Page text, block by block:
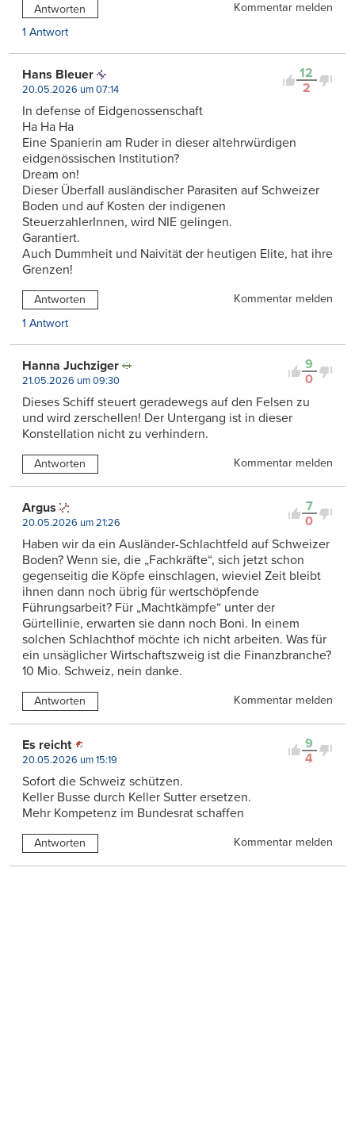
Antworten
Kommentar melden
1 Antwort
12
2
Hans Bleuer
20.05.2026 um 07:14
In defense of Eidgenossenschaft
Ha Ha Ha
Eine Spanierin am Ruder in dieser altehrwürdigen
eidgenössischen Institution?
Dream on!
Dieser Überfall ausländischer Parasiten auf Schweizer
Boden und auf Kosten der indigenen
SteuerzahlerInnen, wird NIE gelingen.
Garantiert.
Auch Dummheit und Naivität der heutigen Elite, hat ihre
Grenzen!
Antworten
Kommentar melden
1 Antwort
9
0
Hanna Juchziger
21.05.2026 um 09:30
Dieses Schiff steuert geradewegs auf den Felsen zu
und wird zerschellen! Der Untergang ist in dieser
Konstellation nicht zu verhindern.
Antworten Kommentar melden
7
0
Argus
20.05.2026 um 21:26
Haben wir da ein Ausländer-Schlachtfeld auf Schweizer
Boden? Wenn sie, die „Fachkräfte“, sich jetzt schon
gegenseitig die Köpfe einschlagen, wieviel Zeit bleibt
ihnen dann noch übrig für wertschöpfende
Führungsarbeit? Für „Machtkämpfe“ unter der
Gürtellinie, erwarten sie dann noch Boni. In einem
solchen Schlachthof möchte ich nicht arbeiten. Was für
ein unsäglicher Wirtschaftszweig ist die Finanzbranche?
10 Mio. Schweiz, nein danke.
Antworten Kommentar melden
9
4
Es reicht
20.05.2026 um 15:19
Sofort die Schweiz schützen.
Keller Busse durch Keller Sutter ersetzen.
Mehr Kompetenz im Bundesrat schaffen
Antworten Kommentar melden